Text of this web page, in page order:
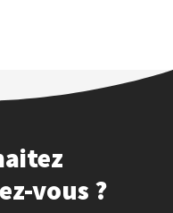
vous ?